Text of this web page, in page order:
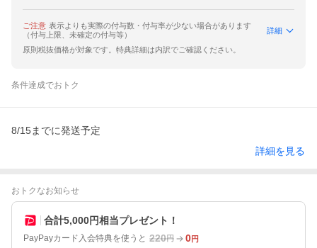
ご注意 表示よりも実際の付与数・付与率が少ない場合があります
（付与上限、未確定の付与等）
詳細
原則税抜価格が対象です。特典詳細は内訳でご確認ください。
条件達成でおトク
8/15までに発送予定
詳細を見る
おトクなお知らせ
合計5,000円相当プレゼント！
PayPayカード入会特典を使うと 220円 0円